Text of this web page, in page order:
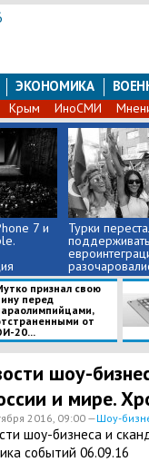
ЭКОНОМИКА
Крым ИноСМИ
7 и Турки
поддерживать
признал свою
перед
от
20...
шоу-
и мире.
2016, 09:00 —Шоу-
шоу-бизнеса и
событий 06.09.16